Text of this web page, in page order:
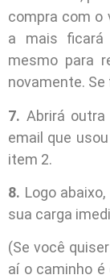
compra com o
a mais ficará
mesmo para
novamente. Se
7. Abrirá
email que
item 2.
8. Logo
sua carga
(Se você
aí o caminho